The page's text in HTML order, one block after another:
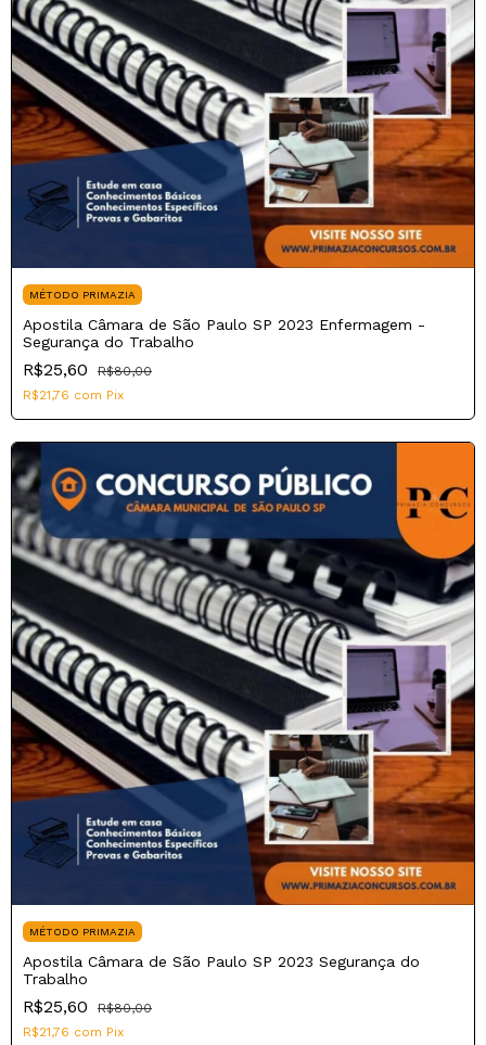
MÉTODO PRIMAZIA
Apostila Câmara de São Paulo SP 2023 Enfermagem -
Segurança do Trabalho
R$25,60
R$80,00
R$21,76 com Pix
MÉTODO PRIMAZIA
Apostila Câmara de São Paulo SP 2023 Segurança do
Trabalho
R$25,60
R$80,00
R$21,76 com Pix